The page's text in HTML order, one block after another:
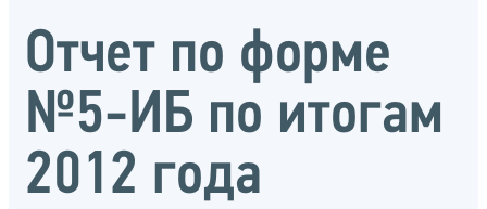
Отчет по форме
№5-ИБ по итогам
2012 года